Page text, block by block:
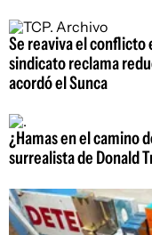
Se reaviva el conflicto
sindicato reclama
acordó el Sunca
¿Hamas en el camino
surrealista de Donald